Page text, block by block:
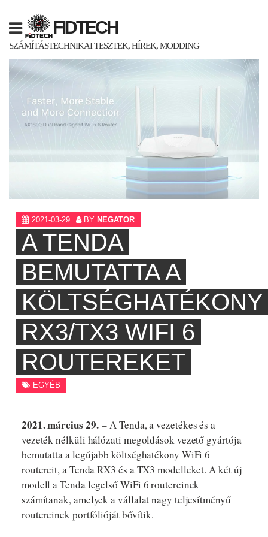
content
FIDTECH
SZÁMÍTÁSTECHNIKAI TESZTEK, HÍREK, MODDING
2021-03-29 BY NEGATOR
A TENDA
BEMUTATTA A
KÖLTSÉGHATÉKONY
RX3/TX3 WIFI 6
ROUTEREKET
EGYÉB
2021. március 29.– A Tenda, a vezetékes és a
vezeték nélküli hálózati megoldások vezető gyártója
bemutatta a legújabb költséghatékony WiFi 6
routereit, a Tenda RX3 és a TX3 modelleket. A két új
modell a Tenda legelső WiFi 6 routereinek
számítanak, amelyek a vállalat nagy teljesítményű
routereinek portfólióját bővítik.